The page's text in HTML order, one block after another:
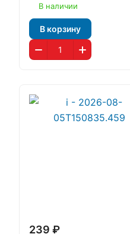
В наличии
В корзину
239 ₽